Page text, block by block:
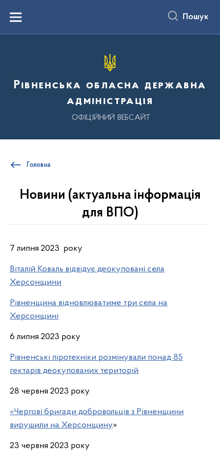
вмістуMenu Пошук
Рівненська обласна державна
адміністрація
ОФІЦІЙНИЙ ВЕБСАЙТ
Головна
Новини (актуальна інформація
для ВПО)
7 липня 2023 року
Віталій Коваль відвідує деокуповані села
Херсонщини
Рівненщина відновлюватиме три села на
Херсонщині
6 липня 2023 року
Рівненські піротехніки розмінували понад 85
гектарів деокупованих територій
28 червня 2023 року
«Чергові бригади добровольців з Рівненщини
вирушили на Херсонщину»
23 червня 2023 року